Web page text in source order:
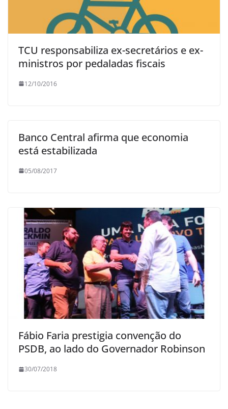
TCU responsabiliza ex-secretários e ex-
ministros por pedaladas fiscais
12/10/2016
Banco Central afirma que economia
está estabilizada
05/08/2017
Fábio Faria prestigia convenção do
PSDB, ao lado do Governador Robinson
30/07/2018